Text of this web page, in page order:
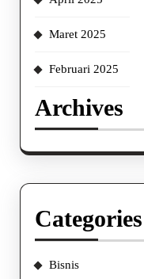
Maret 2025
Februari 2025
Archives
Categories
Bisnis